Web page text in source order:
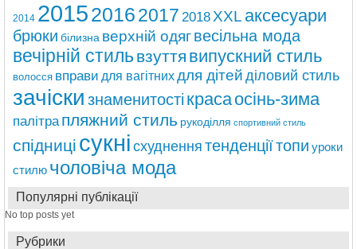
2014 201520162017 2018 ХХL аксесуари
брюки білизна верхній одягвесільна мода
вечірній стиль взуття випускний стиль
волосся вправи для вагітнихдля дітей діловий стиль
зачіски знаменитості красаосінь-зима
палітра пляжний стиль рукоділля спортивний стиль
спідниці сукнісхудненнятенденціїтопи уроки
стилю чоловіча мода
Популярні публікації
No top posts yet
Рубрики